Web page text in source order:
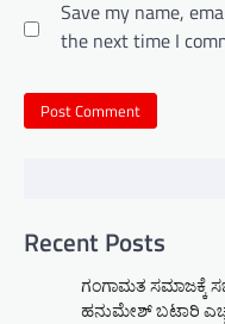
Save my name,
the next time I
Recent Posts
ಗಂಗಾಮತ ಸಮಾಜಕ್ಕೆ
ಹನುಮೇಶ್ ಬಟಾರಿ